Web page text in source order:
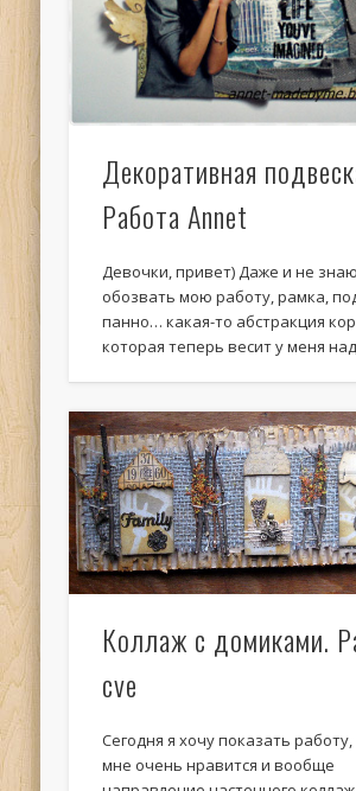
Декоративная
Работа Annet
Девочки, привет) Даже и не
обозвать мою работу, рамка,
панно… какая-то абстракция
которая теперь весит у меня
Коллаж с домиками.
cve
Сегодня я хочу показать
мне очень нравится и вообще